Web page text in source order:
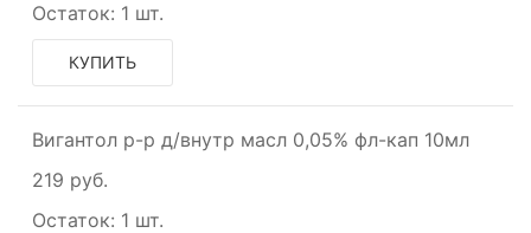
Остаток: 1 шт.
КУПИТЬ
Вигантол р-р д/внутр масл 0,05% фл-кап 10мл
219 руб.
Остаток: 1 шт.